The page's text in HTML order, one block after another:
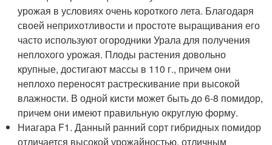
урожая в условиях очень короткого лета. Благодаря
своей неприхотливости и простоте выращивания его
часто используют огородники Урала для получения
неплохого урожая. Плоды растения довольно
крупные, достигают массы в 110 г., причем они
неплохо переносят растрескивание при высокой
влажности. В одной кисти может быть до 6-8 помидор,
причем они имеют правильную округлую форму.
Ниагара F1. Данный ранний сорт гибридных помидор
отличается высокой урожайностью, отличным